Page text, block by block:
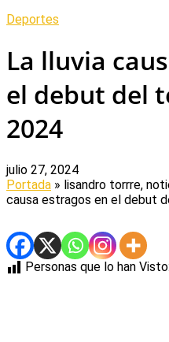
Deportes
La lluvia
el debut del
2024
julio 27, 2024
Portada » lisandro torrre,
causa estragos en el debut
Personas que lo han Visto: